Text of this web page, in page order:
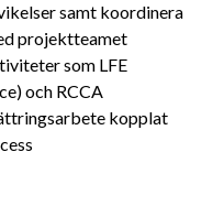
samt koordinera
projektteamet
som LFE
och RCCA
kopplat